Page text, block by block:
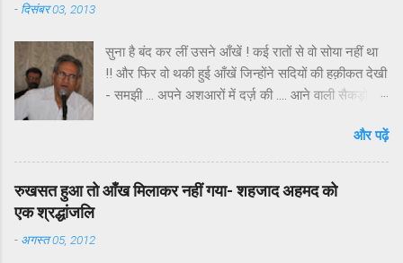
- दिसंबर 03, 2013
सुना है बंद कर लीं उसने आँखें ! कई रातों से वो सोया नहीं था
!! और फिर वो थकी हुई आँखें जिन्होंने सदियों की हक़ीकत देखी
- समझी … अपने अशआरों में दर्ज़ की …. आने वाली सैकड़ों
सवेरे हमेशा हमेशा के लिए बंद हों गयीं ! हर दिल अज़ीज और
बेहद मोअतबर शायर मेराज उल हक़ उर्फ़ मेराज फ़ैज़ाबादी इस
दौर के उन गिने चुने शायरों में हैं जिन्होंने तेज़ी से बदलते वक़्त
और मुशायरों के गिरते स्तर के बीच शायरी का न सिर्फ मेयार
और पढ़ें
रुखसत हुआ तो आँख मिलाकर नहीं गया- शहजाद अहमद को
एक श्रद्धांजलि
- अगस्त 05, 2012